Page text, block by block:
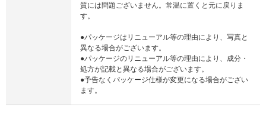
質には問題ございません。常温に置くと元に戻りま
す。
●パッケージはリニューアル等の理由により、写真と
異なる場合がございます。
●パッケージのリニューアル等の理由により、成分・
処方が記載と異なる場合がございます。
●予告なくパッケージ仕様が変更になる場合がござい
ます。